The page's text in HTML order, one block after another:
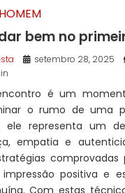
HOMEM
bem no
setembro 28, 2025
é um
o rumo de uma
ele representa um
empatia e
positiva e